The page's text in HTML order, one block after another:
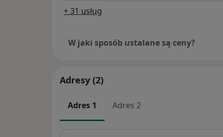
+ 31 usług
W jaki sposób ustalane są ceny?
Adresy (2)
Adres 1 Adres 2